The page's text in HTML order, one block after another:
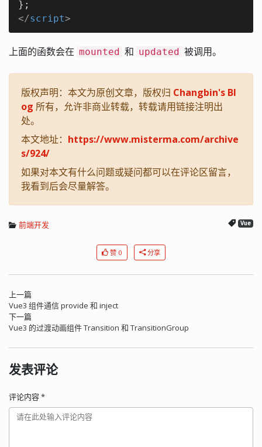
</script>
上面的函数会在 mounted 和 updated 被调用。
版权声明：本文为原创文章，版权归 Changbin's Bl
og 所有，允许非商业转载，转载请用链接注明出
处。
本文地址： https://www.misterma.com/archive
s/924/
如果对本文有什么问题或疑问都可以在评论区留言，
我看到后会尽量解答。
前端开发 Vue
赞 0 分享
上一篇
Vue3 组件通信 provide 和 inject
下一篇
Vue3 的过渡动画组件 Transition 和 TransitionGroup
发表评论
评论内容*